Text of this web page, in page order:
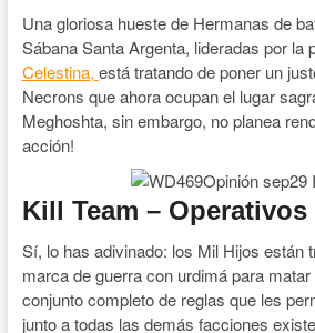
Una gloriosa hueste de Hermanas de
Sábana Santa Argenta, lideradas por la
Celestina, está tratando de poner un
Necrons que ahora ocupan el lugar
Meghoshta, sin embargo, no planea
acción!
Kill Team –
Sí, lo has adivinado: los Mil Hijos están
marca de guerra con urdimá para
conjunto completo de reglas que les
junto a todas las demás facciones